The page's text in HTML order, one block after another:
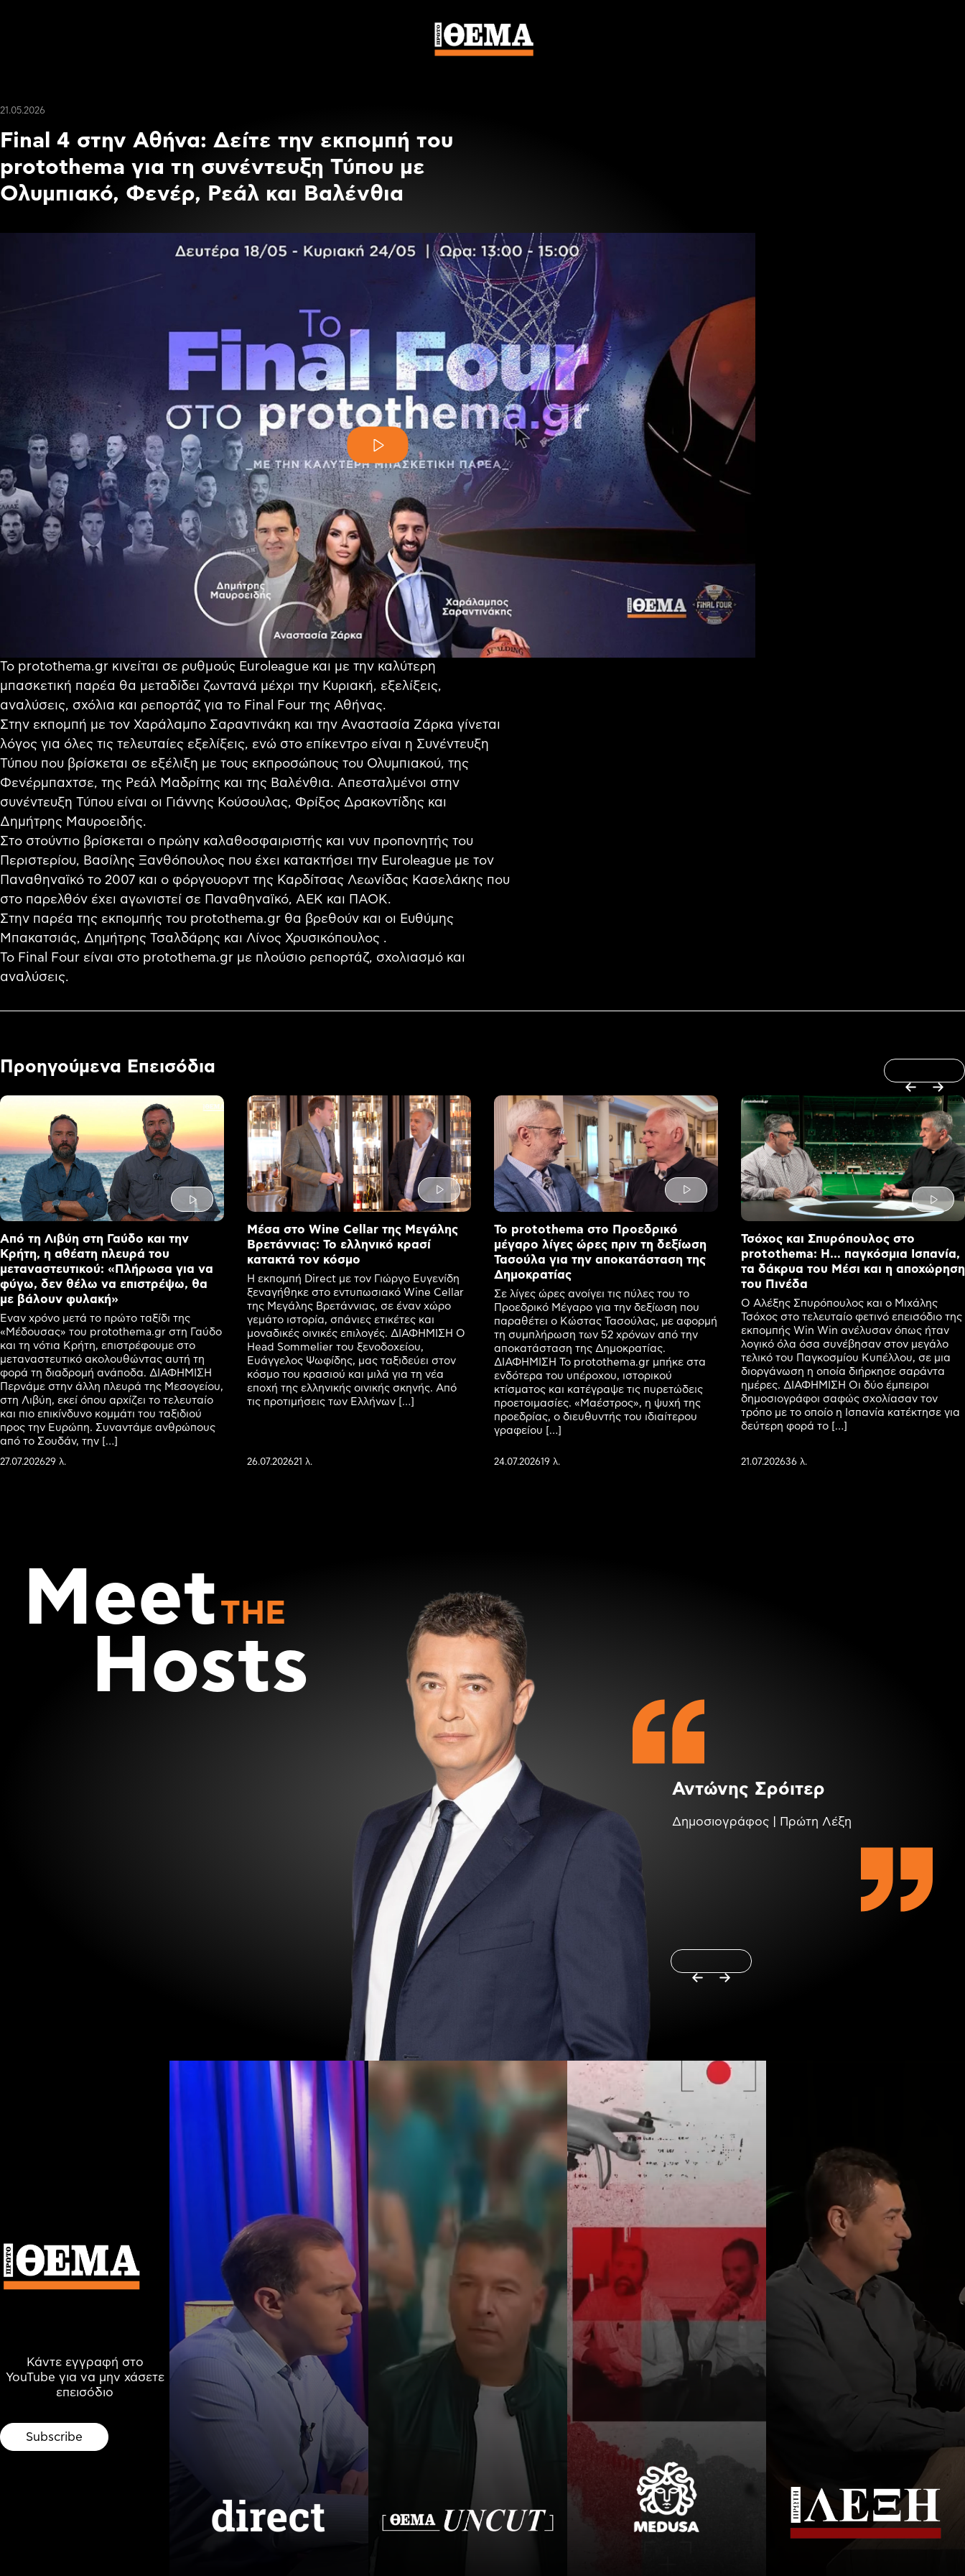
21.05.2026
Final 4 στην Αθήνα: Δείτε την εκπομπή του
protothema για τη συνέντευξη Τύπου με
Ολυμπιακό, Φενέρ, Ρεάλ και Βαλένθια
Το protothema.gr κινείται σε ρυθμούς Euroleague και με την καλύτερη
μπασκετική παρέα θα μεταδίδει ζωντανά μέχρι την Κυριακή, εξελίξεις,
αναλύσεις, σχόλια και ρεπορτάζ για το Final Four της Αθήνας.
Στην εκπομπή με τον Χαράλαμπο Σαραντινάκη και την Αναστασία Ζάρκα γίνεται
λόγος για όλες τις τελευταίες εξελίξεις, ενώ στο επίκεντρο είναι η Συνέντευξη
Τύπου που βρίσκεται σε εξέλιξη με τους εκπροσώπους του Ολυμπιακού, της
Φενέρμπαχτσε, της Ρεάλ Μαδρίτης και της Βαλένθια. Απεσταλμένοι στην
συνέντευξη Τύπου είναι οι Γιάννης Κούσουλας, Φρίξος Δρακοντίδης και
Δημήτρης Μαυροειδής.
Στο στούντιο βρίσκεται ο πρώην καλαθοσφαιριστής και νυν προπονητής του
Περιστερίου, Βασίλης Ξανθόπουλος που έχει κατακτήσει την Euroleague με τον
Παναθηναϊκό το 2007 και ο φόργουορντ της Καρδίτσας Λεωνίδας Κασελάκης που
στο παρελθόν έχει αγωνιστεί σε Παναθηναϊκό, ΑΕΚ και ΠΑΟΚ.
Στην παρέα της εκπομπής του protothema.gr θα βρεθούν και οι Ευθύμης
Μπακατσιάς, Δημήτρης Τσαλδάρης και Λίνος Χρυσικόπουλος .
Το Final Four είναι στο protothema.gr με πλούσιο ρεπορτάζ, σχολιασμό και
αναλύσεις.
Προηγούμενα Επεισόδια
Από τη Λιβύη στη Γαύδο και την
Κρήτη, η αθέατη πλευρά του
μεταναστευτικού: «Πλήρωσα για να
φύγω, δεν θέλω να επιστρέψω, θα
με βάλουν φυλακή»
Έναν χρόνο μετά το πρώτο ταξίδι της
«Μέδουσας» του protothema.gr στη Γαύδο
και τη νότια Κρήτη, επιστρέφουμε στο
μεταναστευτικό ακολουθώντας αυτή τη
φορά τη διαδρομή ανάποδα. ΔΙΑΦΗΜΙΣΗ
Περνάμε στην άλλη πλευρά της Μεσογείου,
στη Λιβύη, εκεί όπου αρχίζει το τελευταίο
και πιο επικίνδυνο κομμάτι του ταξιδιού
προς την Ευρώπη. Συναντάμε ανθρώπους
από το Σουδάν, την […]
27.07.202629 λ.
Μέσα στο Wine Cellar της Μεγάλης
Βρετάννιας: Το ελληνικό κρασί
κατακτά τον κόσμο
Η εκπομπή Direct με τον Γιώργο Ευγενίδη
ξεναγήθηκε στο εντυπωσιακό Wine Cellar
της Μεγάλης Βρετάννιας, σε έναν χώρο
γεμάτο ιστορία, σπάνιες ετικέτες και
μοναδικές οινικές επιλογές. ΔΙΑΦΗΜΙΣΗ Ο
Head Sommelier του ξενοδοχείου,
Ευάγγελος Ψωφίδης, μας ταξιδεύει στον
κόσμο του κρασιού και μιλά για τη νέα
εποχή της ελληνικής οινικής σκηνής. Από
τις προτιμήσεις των Ελλήνων […]
26.07.202621 λ.
Το protothema στο Προεδρικό
μέγαρο λίγες ώρες πριν τη δεξίωση
Τασούλα για την αποκατάσταση της
Δημοκρατίας
Σε λίγες ώρες ανοίγει τις πύλες του το
Προεδρικό Μέγαρο για την δεξίωση που
παραθέτει ο Κώστας Τασούλας, με αφορμή
τη συμπλήρωση των 52 χρόνων από την
αποκατάσταση της Δημοκρατίας.
ΔΙΑΦΗΜΙΣΗ Το protothema.gr μπήκε στα
ενδότερα του υπέροχου, ιστορικού
κτίσματος και κατέγραψε τις πυρετώδεις
προετοιμασίες. «Μαέστρος», η ψυχή της
προεδρίας, ο διευθυντής του ιδιαίτερου
γραφείου […]
24.07.2026 19 λ.
Τσόχος και Σπυρόπουλος στο
protothema: Η… παγκόσμια Ισπανία,
τα δάκρυα του Μέσι και η αποχώρηση
του Πινέδα
Ο Αλέξης Σπυρόπουλος και ο Μιχάλης
Τσόχος στο τελευταίο φετινό επεισόδιο της
εκπομπής Win Win ανέλυσαν όπως ήταν
λογικό όλα όσα συνέβησαν στον μεγάλο
τελικό του Παγκοσμίου Κυπέλλου, σε μια
διοργάνωση η οποία διήρκησε σαράντα
ημέρες. ΔΙΑΦΗΜΙΣΗ Οι δύο έμπειροι
δημοσιογράφοι σαφώς σχολίασαν τον
τρόπο με το οποίο η Ισπανία κατέκτησε για
δεύτερη φορά το […]
21.07.202636 λ.
Αντώνης Σρόιτερ
Δημοσιογράφος | Πρώτη Λέξη
Meet THE
Hosts
Κάντε εγγραφή στο
YouTube για να μην χάσετε
επεισόδιο
Subscribe